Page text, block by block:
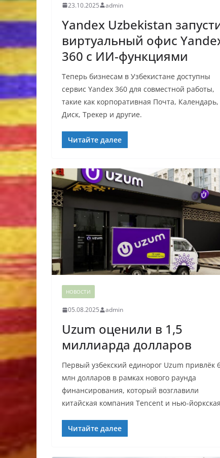
23.10.2025 admin
Yandex Uzbekistan
виртуальный офис
360 с ИИ-функциями
Теперь бизнесам в Узбекистане доступны
сервис Yandex 360 для совместной работы,
такие как корпоративная Почта, Календарь,
Диск, Трекер и другие.
Читайте далее
НОВОСТИ
05.08.2025 admin
Uzum оценили в 1,5
миллиарда долларов
Первый узбекский единорог Uzum привлёк
млн долларов в рамках нового раунда
финансирования, который возглавили
китайская компания Tencent и нью-йоркская
Читайте далее